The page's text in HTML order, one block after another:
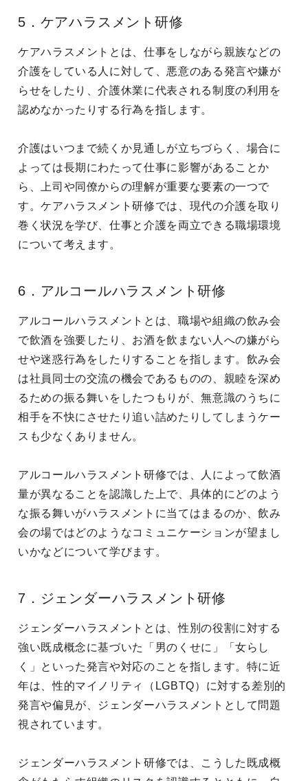
5．ケアハラスメント研修
ケアハラスメントとは、仕事をしながら親族などの
介護をしている人に対して、悪意のある発言や嫌が
らせをしたり、介護休業に代表される制度の利用を
認めなかったりする行為を指します。
介護はいつまで続くか見通しが立ちづらく、場合に
よっては長期にわたって仕事に影響があることか
ら、上司や同僚からの理解が重要な要素の一つで
す。ケアハラスメント研修では、現代の介護を取り
巻く状況を学び、仕事と介護を両立できる職場環境
について考えます。
6．アルコールハラスメント研修
アルコールハラスメントとは、職場や組織の飲み会
で飲酒を強要したり、お酒を飲まない人への嫌がら
せや迷惑行為をしたりすることを指します。飲み会
は社員同士の交流の機会であるものの、親睦を深め
るための振る舞いをしたつもりが、無意識のうちに
相手を不快にさせたり追い詰めたりしてしまうケー
スも少なくありません。
アルコールハラスメント研修では、人によって飲酒
量が異なることを認識した上で、具体的にどのよう
な振る舞いがハラスメントに当てはまるのか、飲み
会の場ではどのようなコミュニケーションが望まし
いかなどについて学びます。
7．ジェンダーハラスメント研修
ジェンダーハラスメントとは、性別の役割に対する
強い既成概念に基づいた「男のくせに」「女らし
く」といった発言や対応のことを指します。特に近
年は、性的マイノリティ（LGBTQ）に対する差別的
発言や偏見が、ジェンダーハラスメントとして問題
視されています。
ジェンダーハラスメント研修では、こうした既成概